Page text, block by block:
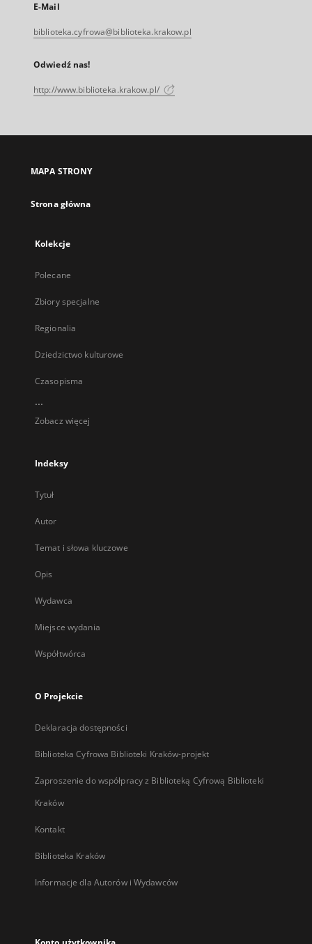
E-Mail
biblioteka.cyfrowa@biblioteka.krakow.pl
Odwiedź nas!
http://www.biblioteka.krakow.pl/
MAPA STRONY
Strona główna
Kolekcje
Polecane
Zbiory specjalne
Regionalia
Dziedzictwo kulturowe
Czasopisma
...
Zobacz więcej
Indeksy
Tytuł
Autor
Temat i słowa kluczowe
Opis
Wydawca
Miejsce wydania
Współtwórca
O Projekcie
Deklaracja dostępności
Biblioteka Cyfrowa Biblioteki Kraków-projekt
Zaproszenie do współpracy z Biblioteką Cyfrową Biblioteki
Kraków
Kontakt
Biblioteka Kraków
Informacje dla Autorów i Wydawców